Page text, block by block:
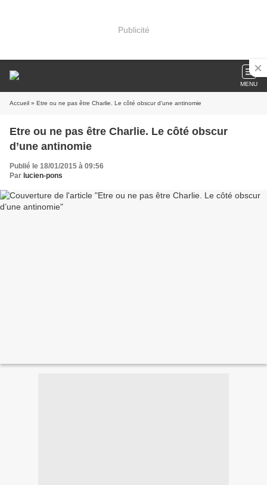
Publicité
MENU
Accueil » Etre ou ne pas être Charlie. Le côté obscur d’une antinomie
Etre ou ne pas être Charlie. Le côté obscur
d’une antinomie
Publié le 18/01/2015 à 09:56
Par lucien-pons